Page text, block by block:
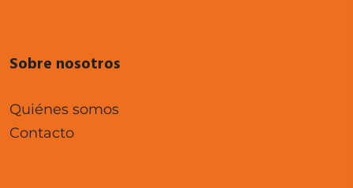
Sobre nosotros
Quiénes somos
Contacto